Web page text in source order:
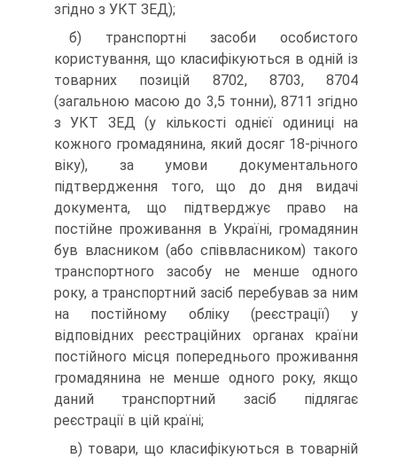
згідно з УКТ ЗЕД);
б) транспортні засоби особистого
користування, що класифікуються в одній із
товарних позицій 8702, 8703, 8704
(загальною масою до 3,5 тонни), 8711 згідно
з УКТ ЗЕД (у кількості однієї одиниці на
кожного громадянина, який досяг 18-річного
віку), за умови документального
підтвердження того, що до дня видачі
документа, що підтверджує право на
постійне проживання в Україні, громадянин
був власником (або співвласником) такого
транспортного засобу не менше одного
року, а транспортний засіб перебував за ним
на постійному обліку (реєстрації) у
відповідних реєстраційних органах країни
постійного місця попереднього проживання
громадянина не менше одного року, якщо
даний транспортний засіб підлягає
реєстрації в цій країні;
в) товари, що класифікуються в товарній